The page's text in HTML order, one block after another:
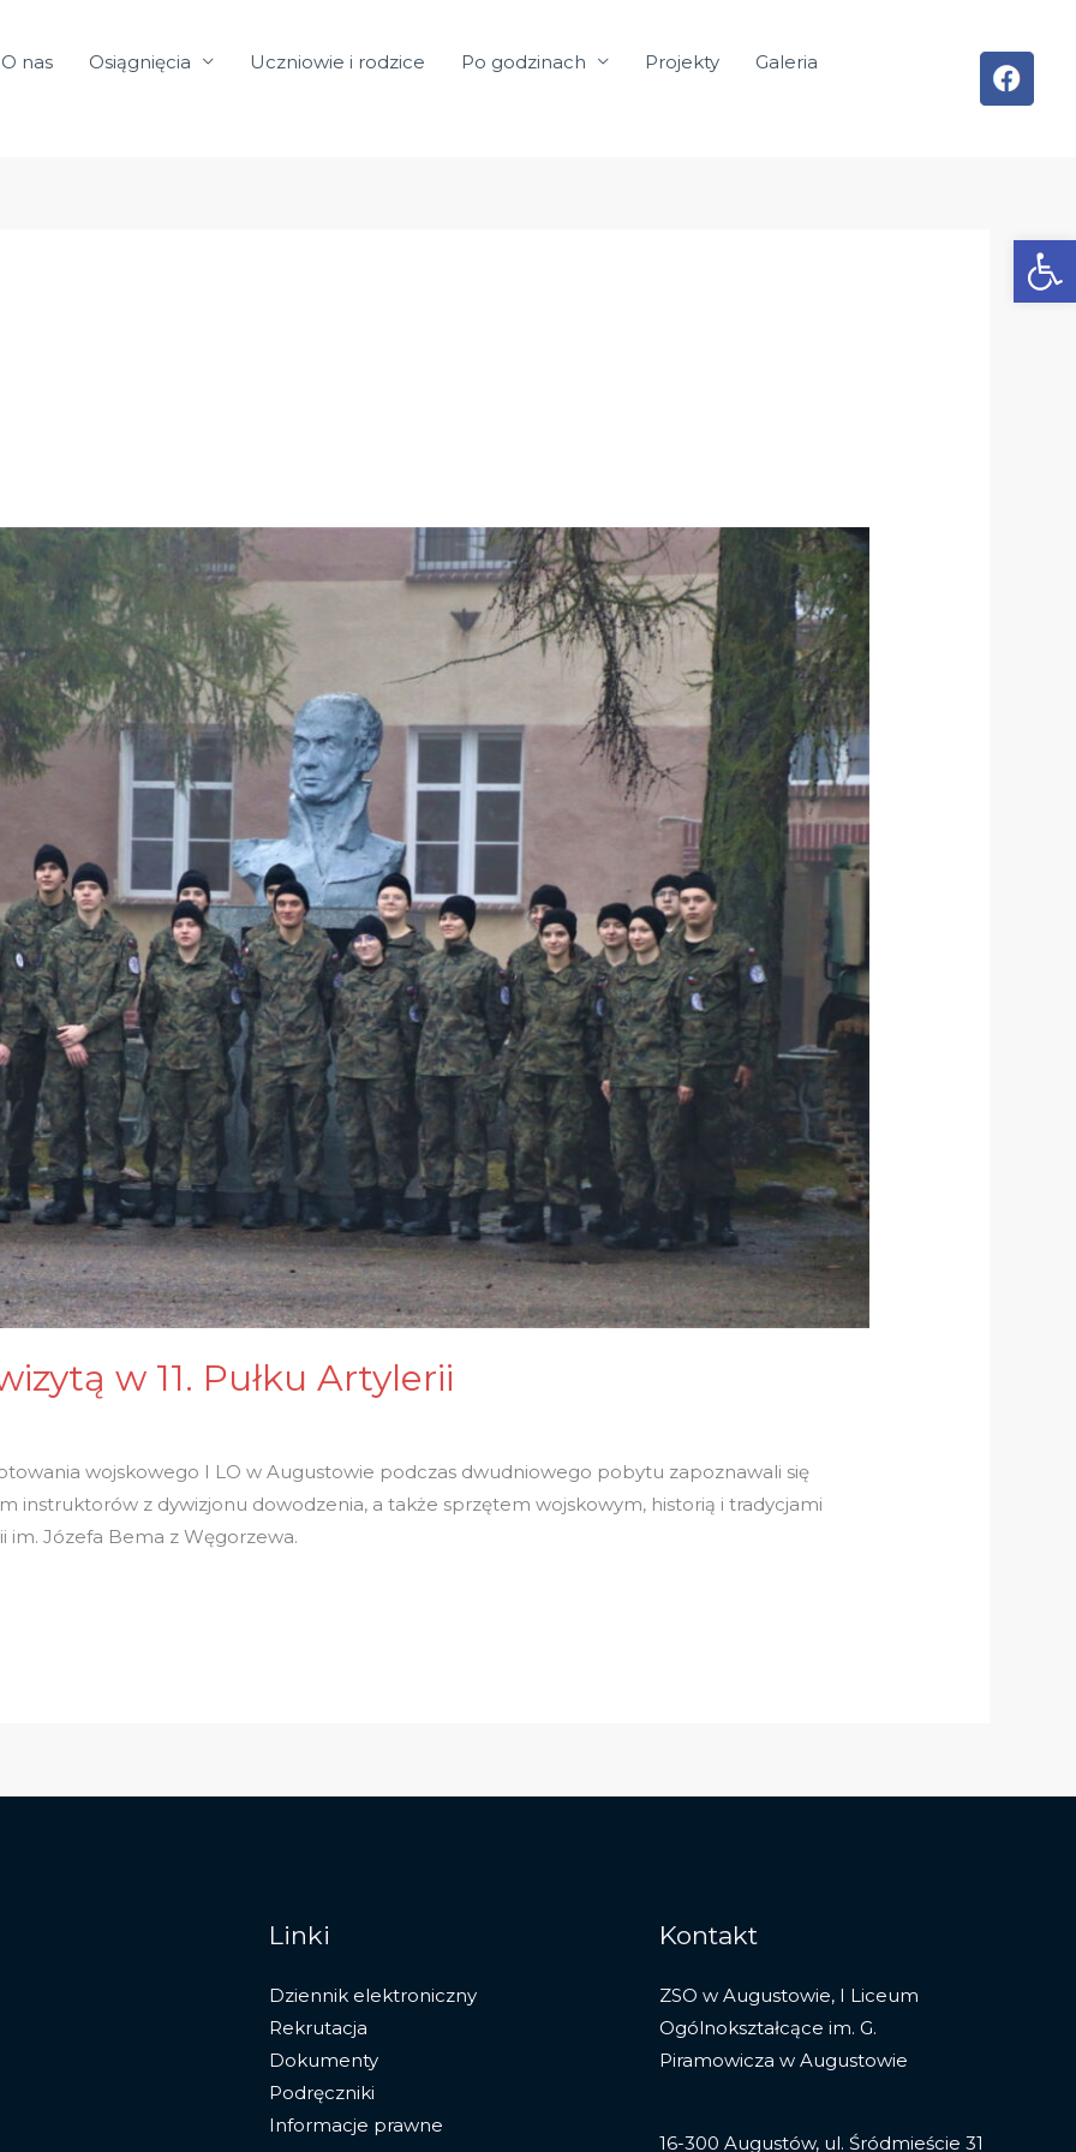
O nas Osiągnięcia Uczniowie i rodzice Po godzinach Projekty
Galeria
w 11. Pułku Artylerii
wojskowego I LO w Augustowie podczas dwudniowego pobytu zapoznawali się
instruktorów z dywizjonu dowodzenia, a także sprzętem wojskowym, historią i tradycjami
im. Józefa Bema z Węgorzewa.
Linki
Dziennik elektroniczny
Rekrutacja
Dokumenty
Podręczniki
Informacje prawne
Kontakt
ZSO w Augustowie, I Liceum
Ogólnokształcące im. G.
Piramowicza w Augustowie
16-300 Augustów, ul. Śródmieście 31